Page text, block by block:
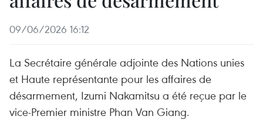
09/06/2026 16:12
La Secrétaire générale adjointe des Nations unies
et Haute représentante pour les affaires de
désarmement, Izumi Nakamitsu a été reçue par le
vice-Premier ministre Phan Van Giang.